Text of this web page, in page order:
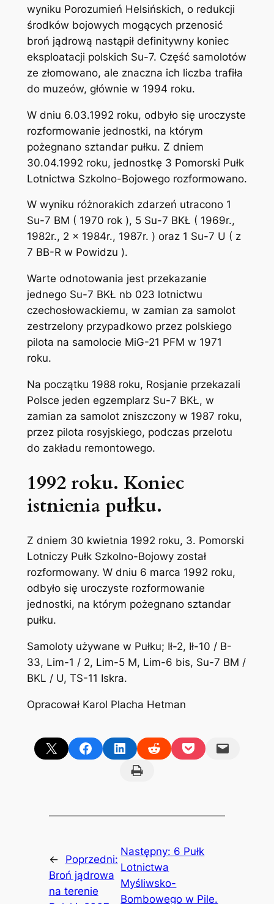
wyniku Porozumień Helsińskich, o redukcji
środków bojowych mogących przenosić
broń jądrową nastąpił definitywny koniec
eksploatacji polskich Su-7. Część samolotów
ze złomowano, ale znaczna ich liczba trafiła
do muzeów, głównie w 1994 roku.
W dniu 6.03.1992 roku, odbyło się uroczyste
rozformowanie jednostki, na którym
pożegnano sztandar pułku. Z dniem
30.04.1992 roku, jednostkę 3 Pomorski Pułk
Lotnictwa Szkolno-Bojowego rozformowano.
W wyniku różnorakich zdarzeń utracono 1
Su-7 BM ( 1970 rok ), 5 Su-7 BKŁ ( 1969r.,
1982r., 2 x 1984r., 1987r. ) oraz 1 Su-7 U ( z
7 BB-R w Powidzu ).
Warte odnotowania jest przekazanie
jednego Su-7 BKŁ nb 023 lotnictwu
czechosłowackiemu, w zamian za samolot
zestrzelony przypadkowo przez polskiego
pilota na samolocie MiG-21 PFM w 1971
roku.
Na początku 1988 roku, Rosjanie przekazali
Polsce jeden egzemplarz Su-7 BKŁ, w
zamian za samolot zniszczony w 1987 roku,
przez pilota rosyjskiego, podczas przelotu
do zakładu remontowego.
1992 roku. Koniec
istnienia pułku.
Z dniem 30 kwietnia 1992 roku, 3. Pomorski
Lotniczy Pułk Szkolno-Bojowy został
rozformowany. W dniu 6 marca 1992 roku,
odbyło się uroczyste rozformowanie
jednostki, na którym pożegnano sztandar
pułku.
Samoloty używane w Pułku; Ił-2, Ił-10 / B-
33, Lim-1 / 2, Lim-5 M, Lim-6 bis, Su-7 BM /
BKL / U, TS-11 Iskra.
Opracował Karol Placha Hetman
Share on X Share on FacebookShare on LinkedInShare on RedditShare on PocketEmail this Page
Print this Page
←
Poprzedni:
Broń jądrowa
na terenie
Następny: 6 Pułk
Lotnictwa
Myśliwsko-
Bombowego w Pile.